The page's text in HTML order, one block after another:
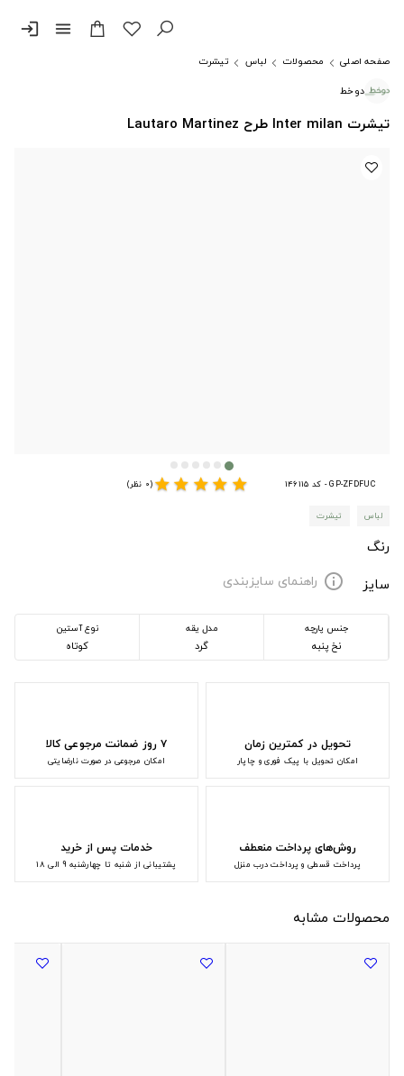
menu
login
صفحه اصلی محصولات لباس
تیشرت
دوخط
تیشرت Inter milan طرح Lautaro Martinez
GP-ZFDFUC - کد 146115 star
star
star
star
star(0 نظر)
لباس تیشرت
رنگ
سایز
info راهنمای سایزبندی
جنس پارچه
نخ پنبه
مدل یقه
گرد
نوع آستین
کوتاه
تحویل در کمترین زمان
امکان تحویل با پیک فوری و چاپار
۷ روز ضمانت مرجوعی کالا
امکان مرجوعی در صورت نارضایتی
روش‌های پرداخت منعطف
پرداخت قسطی و پرداخت درب منزل
خدمات پس از خرید
پشتیبانی از شنبه تا چهارشنبه 9 الی 18
محصولات مشابه